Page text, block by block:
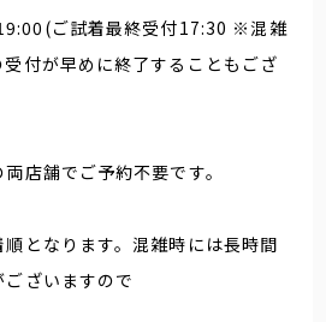
ご試着最終受付17:30 ※混雑
付が早めに終了することもござ
店舗でご予約不要です。
となります。混雑時には長時間
ざいますので